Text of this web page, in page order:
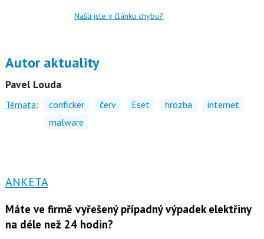
Našli jste v článku chybu?
Autor aktuality
Pavel Louda
Témata: conficker červ Eset hrozba
internet
malware
ANKETA
Máte ve firmě vyřešený případný výpadek elektřiny
na déle než 24 hodin?